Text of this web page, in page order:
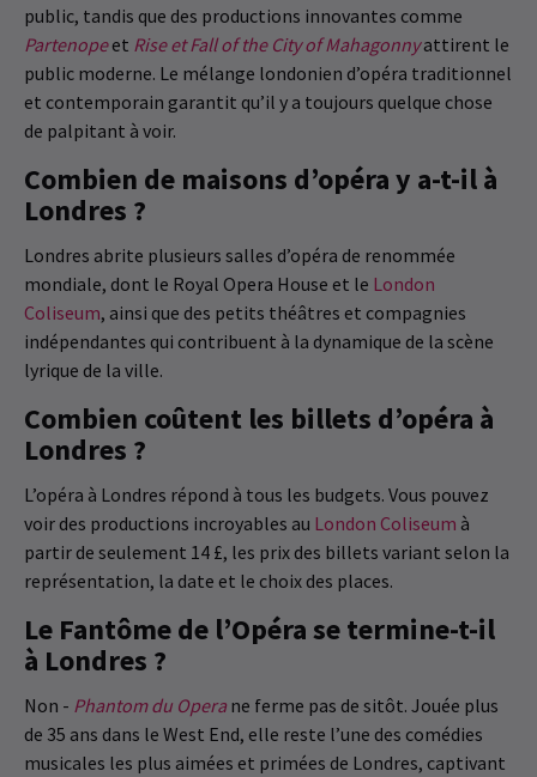
public, tandis que des productions innovantes comme
Partenopeet Rise et Fall of the City of Mahagonnyattirent le
public moderne. Le mélange londonien d’opéra traditionnel
et contemporain garantit qu’il y a toujours quelque chose
de palpitant à voir.
Combien de maisons d’opéra y a-t-il à
Londres ?
Londres abrite plusieurs salles d’opéra de renommée
mondiale, dont le Royal Opera House et le London
Coliseum, ainsi que des petits théâtres et compagnies
indépendantes qui contribuent à la dynamique de la scène
lyrique de la ville.
Combien coûtent les billets d’opéra à
Londres ?
L’opéra à Londres répond à tous les budgets. Vous pouvez
voir des productions incroyables au London Coliseum à
partir de seulement 14 £, les prix des billets variant selon la
représentation, la date et le choix des places.
Le Fantôme de l’Opéra se termine-t-il
à Londres ?
Non - Phantom du Opera ne ferme pas de sitôt. Jouée plus
de 35 ans dans le West End, elle reste l’une des comédies
musicales les plus aimées et primées de Londres, captivant